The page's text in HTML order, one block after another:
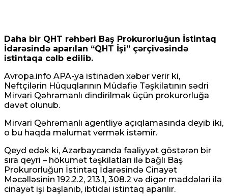
Daha bir QHT rəhbəri Baş Prokurorluğun İstintaq
İdarəsində aparılan “QHT İşi” çərçivəsində
istintaqa cəlb edilib.
Avropa.info APA-ya istinadən xəbər verir ki,
Neftçilərin Hüquqlarının Müdafiə Təşkilatının sədri
Mirvari Qəhrəmanlı dindirilmək üçün prokurorluğa
dəvət olunub.
Mirvari Qəhrəmanlı agentliyə açıqlamasında deyib iki,
o bu haqda məlumat vermək istəmir.
Qeyd edək ki, Azərbaycanda fəaliyyət göstərən bir
sıra qeyri – hökumət təşkilatları ilə bağlı Baş
Prokurorluğun İstintaq İdarəsində Cinayət
Məcəlləsinin 192.2.2, 213.1, 308.2 və digər maddələri ilə
cinayət işi başlanıb, ibtidai istintaq aparılır.